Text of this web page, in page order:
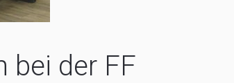
bei der FF